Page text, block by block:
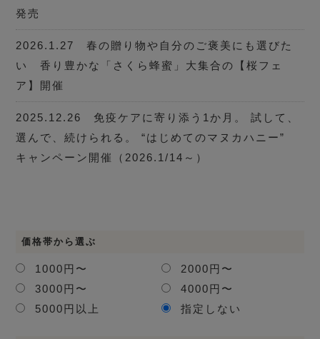
発売
2026.1.27 春の贈り物や自分のご褒美にも選びた
い 香り豊かな「さくら蜂蜜」大集合の【桜フェ
ア】開催
2025.12.26 免疫ケアに寄り添う1か月。 試して、
選んで、続けられる。 “はじめてのマヌカハニー”
キャンペーン開催（2026.1/14～）
価格帯から選ぶ
1000円〜
2000円〜
3000円〜
4000円〜
5000円以上
指定しない